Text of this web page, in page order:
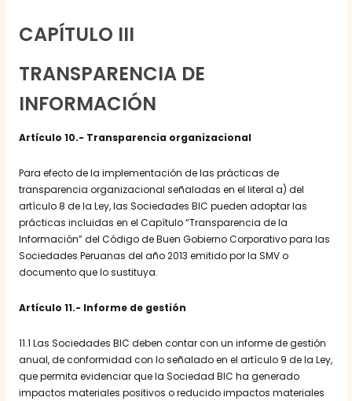
CAPÍTULO III
TRANSPARENCIA DE
INFORMACIÓN
Artículo 10.- Transparencia organizacional
Para efecto de la implementación de las prácticas de
transparencia organizacional señaladas en el literal a) del
artículo 8 de la Ley, las Sociedades BIC pueden adoptar las
prácticas incluidas en el Capítulo “Transparencia de la
Información” del Código de Buen Gobierno Corporativo para las
Sociedades Peruanas del año 2013 emitido por la SMV o
documento que lo sustituya.
Artículo 11.- Informe de gestión
11.1 Las Sociedades BIC deben contar con un informe de gestión
anual, de conformidad con lo señalado en el artículo 9 de la Ley,
que permita evidenciar que la Sociedad BIC ha generado
impactos materiales positivos o reducido impactos materiales